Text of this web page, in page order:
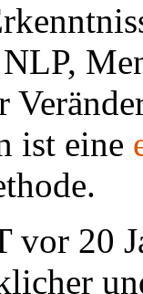
NLP,
ist eine
20